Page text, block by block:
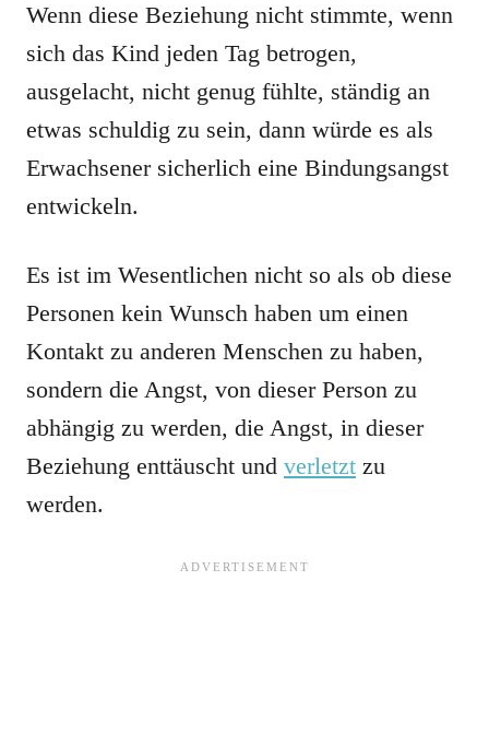
Wenn diese Beziehung nicht stimmte, wenn
sich das Kind jeden Tag betrogen,
ausgelacht, nicht genug fühlte, ständig an
etwas schuldig zu sein, dann würde es als
Erwachsener sicherlich eine Bindungsangst
entwickeln.
Es ist im Wesentlichen nicht so als ob diese
Personen kein Wunsch haben um einen
Kontakt zu anderen Menschen zu haben,
sondern die Angst, von dieser Person zu
abhängig zu werden, die Angst, in dieser
Beziehung enttäuscht und verletzt zu
werden.